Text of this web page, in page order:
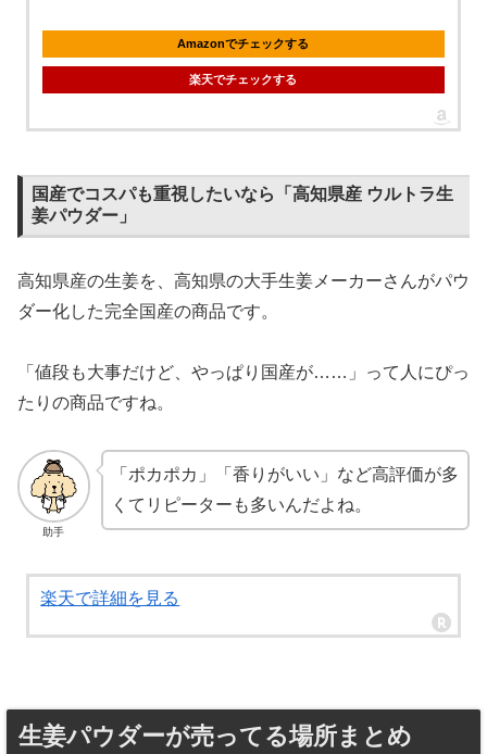
Amazonでチェックする
楽天でチェックする
国産でコスパも重視したいなら「高知県産 ウルトラ生
姜パウダー」
高知県産の生姜を、高知県の大手生姜メーカーさんがパウ
ダー化した完全国産の商品です。
「値段も大事だけど、やっぱり国産が……」って人にぴっ
たりの商品ですね。
助手
「ポカポカ」「香りがいい」など高評価が多
くてリピーターも多いんだよね。
楽天で詳細を見る
生姜パウダーが売ってる場所まとめ